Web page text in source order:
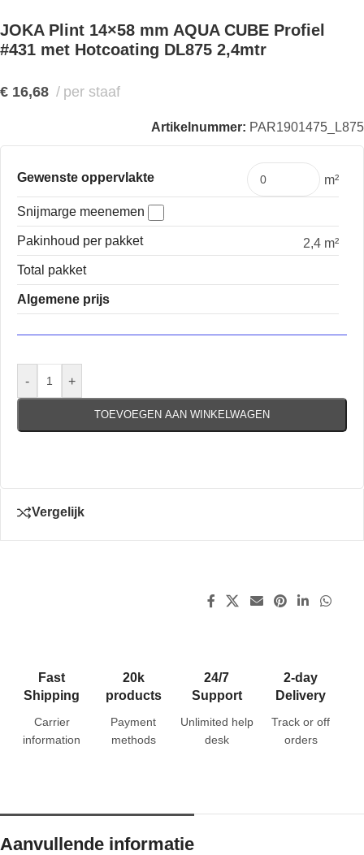
JOKA Plint 14×58 mm AQUA CUBE Profiel
#431 met Hotcoating DL875 2,4mtr
€ 16,68 per staaf
Artikelnummer: PAR1901475_L875
Gewenste oppervlakte m²
Snijmarge meenemen
Pakinhoud per pakket
2,4 m²
Total pakket
Algemene prijs
- +
TOEVOEGEN AAN WINKELWAGEN
Vergelijk
Fast
Shipping
Carrier
information
20k
products
Payment
methods
24/7
Support
Unlimited help
desk
2-day
Delivery
Track or off
orders
Aanvullende informatie